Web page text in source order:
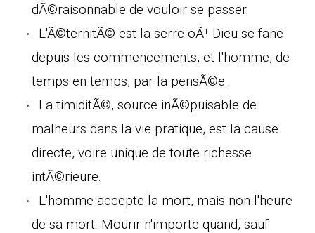
dÃ©raisonnable de vouloir se passer.
L'Ã©ternitÃ© est la serre oÃ¹ Dieu se fane
depuis les commencements, et l'homme, de
temps en temps, par la pensÃ©e.
La timiditÃ©, source inÃ©puisable de
malheurs dans la vie pratique, est la cause
directe, voire unique de toute richesse
intÃ©rieure.
L'homme accepte la mort, mais non l'heure
de sa mort. Mourir n'importe quand, sauf